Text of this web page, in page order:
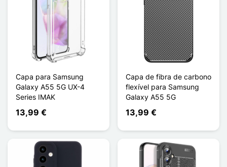
Capa para Samsung
Galaxy A55 5G UX-4
Series IMAK
13,99 €
Capa de fibra de carbono
flexível para Samsung
Galaxy A55 5G
13,99 €